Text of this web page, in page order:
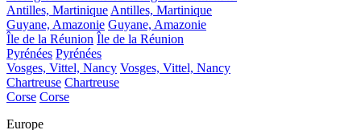
Antilles, MartiniqueAntilles, Martinique
Guyane, Amazonie Guyane, Amazonie
Île de la Réunion Île de la Réunion
Pyrénées Pyrénées
Vosges, Vittel, Nancy Vosges, Vittel, Nancy
Chartreuse Chartreuse
Corse Corse
Europe